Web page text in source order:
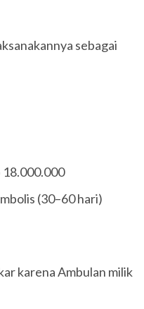
sebagai
18.000.000
(30–60 hari)
karena Ambulan milik